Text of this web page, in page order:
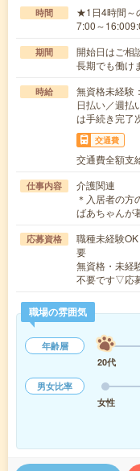
時間
★1日4時間～
7:00～
期間
開始日はご
長期でも働け
時給
無資格未経
日払い／週払
は手続き完了
交通費
交通費全額支
仕事内容
介護関連
＊入居者の方
ばあちゃんが
応募資格
職種未経験
要
無資格・未経
不要です▽応
職場の雰囲気
年齢層
20代
男女比率
女性